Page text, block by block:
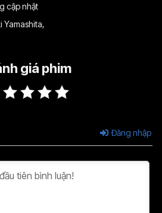
Tập 26
cập nhật
Yamashita,
giá phim
Đăng nhập